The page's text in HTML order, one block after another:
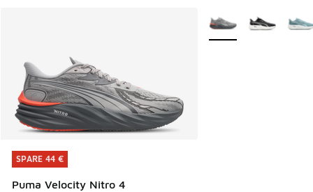
SPARE 44 €
Puma Velocity Nitro 4
SPARE 44 €
Weitere Farben